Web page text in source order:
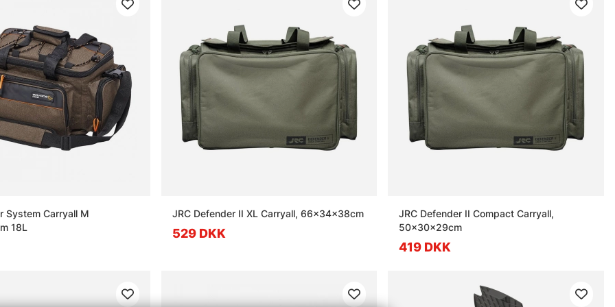
System Carryall M
18L
JRC Defender II XL Carryall, 66x34x38cm
529 DKK
JRC Defender II Compact Carryall,
50x30x29cm
419 DKK